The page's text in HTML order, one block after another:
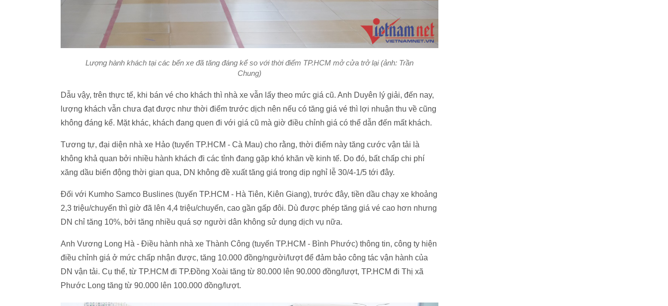
Lượng hành khách tại các bến xe đã tăng đáng kể so với thời điểm TP.HCM mở cửa trở lại (ảnh: Trần
Chung)
Dẫu vậy, trên thực tế, khi bán vé cho khách thì nhà xe vẫn lấy theo mức giá cũ. Anh Duyên lý giải, đến nay,
lượng khách vẫn chưa đạt được như thời điểm trước dịch nên nếu có tăng giá vé thì lợi nhuận thu về cũng
không đáng kể. Mặt khác, khách đang quen đi với giá cũ mà giờ điều chỉnh giá có thể dẫn đến mất khách.
Tương tự, đại diện nhà xe Hảo (tuyến TP.HCM - Cà Mau) cho rằng, thời điểm này tăng cước vận tải là
không khả quan bởi nhiều hành khách đi các tỉnh đang gặp khó khăn về kinh tế. Do đó, bất chấp chi phí
xăng dầu biến động thời gian qua, DN không đề xuất tăng giá trong dịp nghỉ lễ 30/4-1/5 tới đây.
Đối với Kumho Samco Buslines (tuyến TP.HCM - Hà Tiên, Kiên Giang), trước đây, tiền dầu chạy xe khoảng
2,3 triệu/chuyến thì giờ đã lên 4,4 triệu/chuyến, cao gần gấp đôi. Dù được phép tăng giá vé cao hơn nhưng
DN chỉ tăng 10%, bởi tăng nhiều quá sợ người dân không sử dụng dịch vụ nữa.
Anh Vương Long Hà - Điều hành nhà xe Thành Công (tuyến TP.HCM - Bình Phước) thông tin, công ty hiện
điều chỉnh giá ở mức chấp nhận được, tăng 10.000 đồng/người/lượt để đảm bảo công tác vận hành của
DN vận tải. Cụ thể, từ TP.HCM đi TP.Đồng Xoài tăng từ 80.000 lên 90.000 đồng/lượt, TP.HCM đi Thị xã
Phước Long tăng từ 90.000 lên 100.000 đồng/lượt.